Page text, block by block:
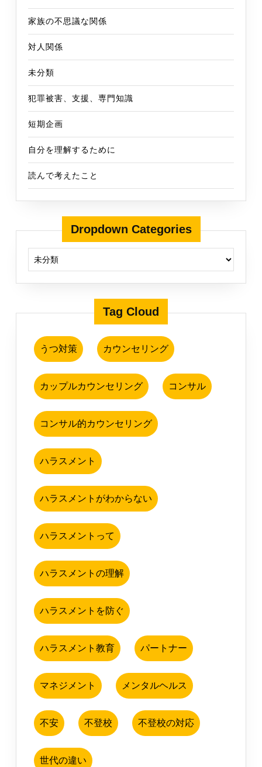
家族の不思議な関係
対人関係
未分類
犯罪被害、支援、専門知識
短期企画
自分を理解するために
読んで考えたこと
Dropdown Categories
Tag Cloud
うつ対策 カウンセリング
カップルカウンセリング コンサル
コンサル的カウンセリング
ハラスメント
ハラスメントがわからない
ハラスメントって
ハラスメントの理解
ハラスメントを防ぐ
ハラスメント教育 パートナー
マネジメント メンタルヘルス
不安 不登校 不登校の対応
世代の違い